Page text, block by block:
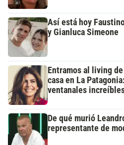
Así está hoy
y Gianluca Simeone
Entramos al living
casa en La
ventanales
De qué murió
representante de